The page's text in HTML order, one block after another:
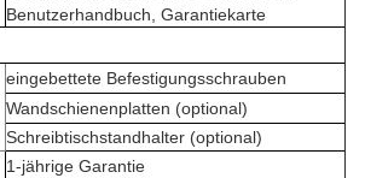
Benutzerhandbuch, Garantiekarte
eingebettete Befestigungsschrauben
Wandschienenplatten (optional)
Schreibtischstandhalter (optional)
1-jährige Garantie